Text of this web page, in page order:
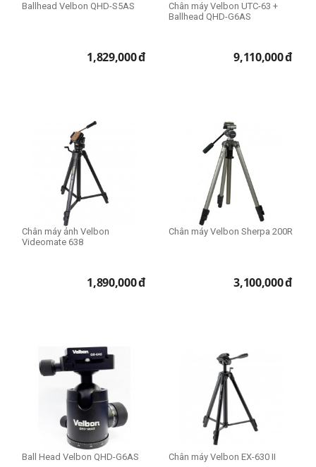
Ballhead Velbon QHD-S5AS
1,829,000đ
Chân máy Velbon UTC-63 +
Ballhead QHD-G6AS
9,110,000đ
Chân máy ảnh Velbon
Videomate 638
1,890,000đ
Chân máy Velbon Sherpa 200R
3,100,000đ
Ball Head Velbon QHD-G6AS Chân máy Velbon EX-630 II